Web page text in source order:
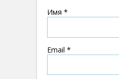
Имя *
Email *